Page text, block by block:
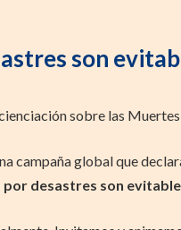
son
sobre las
campaña global que
por desastres son